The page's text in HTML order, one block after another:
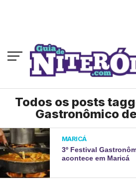
Todos os posts
Gastronômico
MARICÁ
3º Festival
acontece em Maricá